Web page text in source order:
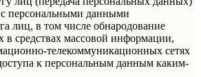
персональными данными
лиц, в том числе обнародование
в средствах массовой информации,
телекоммуникационных сетях
к персональным данным каким-